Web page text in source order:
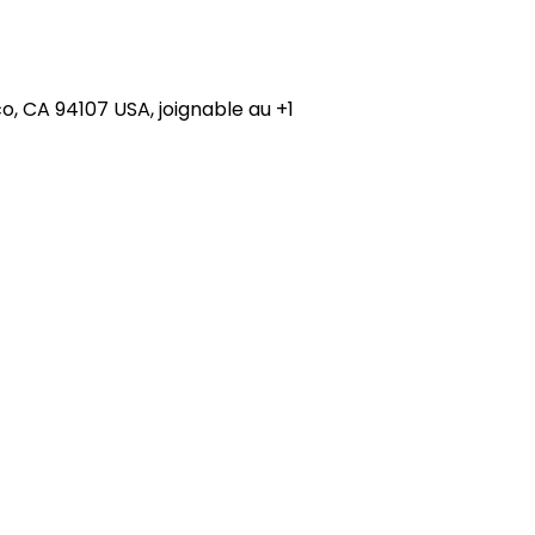
94107 USA, joignable au +1